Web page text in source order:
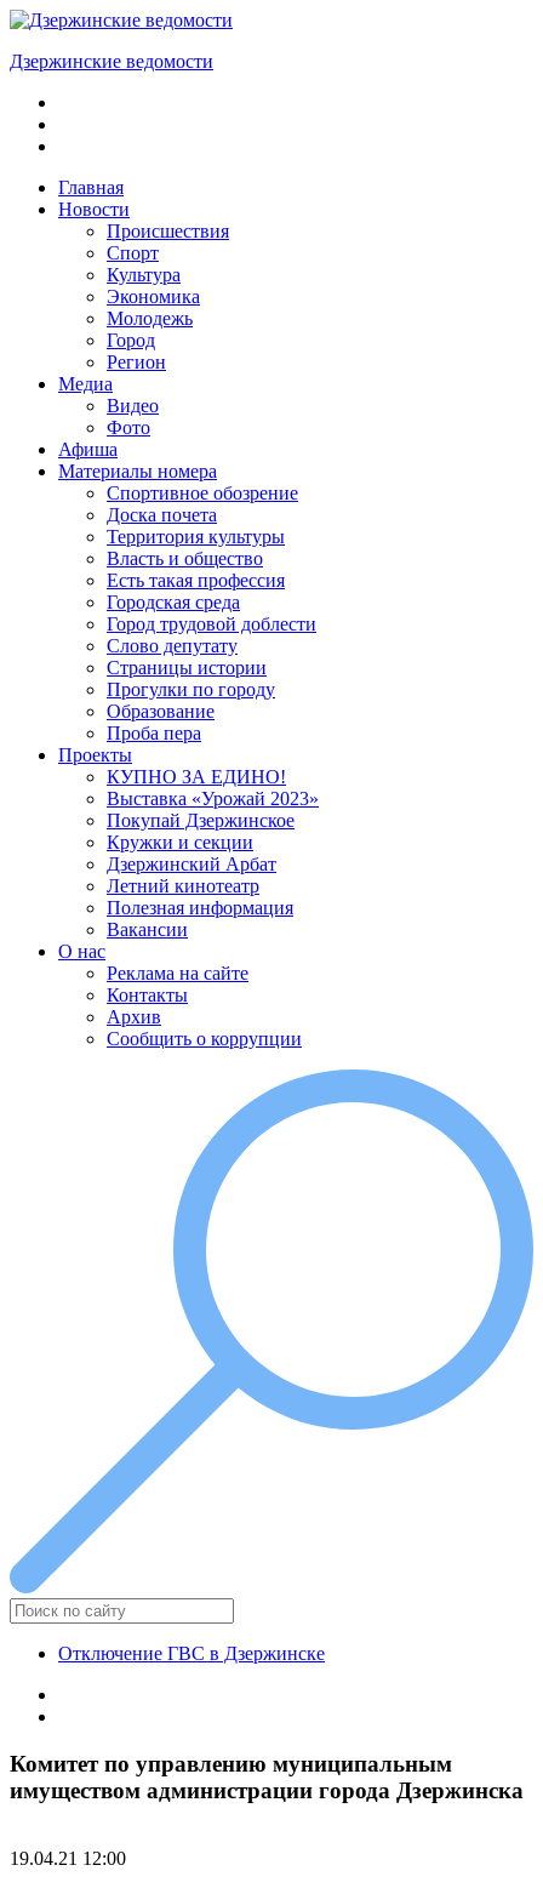
Skip
content
Дзержинские ведомости
ОБЩЕСТВЕННО-
ПОЛИТИЧЕСКАЯ
ГАЗЕТАГлавная
Новости
Происшествия
Спорт
Культура
Экономика
Молодежь
Город
Регион
Медиа
Видео
Фото
Афиша
Материалы номера
Спортивное обозрение
Доска почета
Территория культуры
Власть и общество
Есть такая профессия
Городская среда
Город трудовой доблести
Слово депутату
Страницы истории
Прогулки по городу
Образование
Проба пера
Проекты
КУПНО ЗА ЕДИНО!
Выставка «Урожай 2023»
Покупай Дзержинское
Кружки и секции
Дзержинский Арбат
Летний кинотеатр
Полезная информация
Вакансии
О нас
Реклама на сайте
Контакты
Архив
Сообщить о коррупции
Отключение ГВС в Дзержинске
Комитет по управлению муниципальным
имуществом администрации города Дзержинска
19.04.21 12:00